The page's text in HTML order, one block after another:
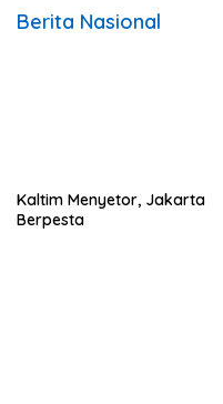
Berita Nasional
Kaltim Menyetor, Jakarta
Berpesta